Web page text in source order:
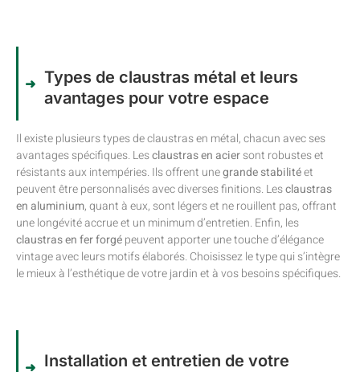
Types de claustras métal et leurs
avantages pour votre espace
Il existe plusieurs types de claustras en métal, chacun avec ses
avantages spécifiques. Lesclaustras en aciersont robustes et
résistants aux intempéries. Ils offrent unegrande stabilitéet
peuvent être personnalisés avec diverses finitions. Lesclaustras
en aluminium, quant à eux, sont légers et ne rouillent pas, offrant
une longévité accrue et un minimum d’entretien. Enfin, les
claustras en fer forgépeuvent apporter une touche d’élégance
vintage avec leurs motifs élaborés. Choisissez le type qui s’intègre
le mieux à l’esthétique de votre jardin et à vos besoins spécifiques.
Installation et entretien de votre